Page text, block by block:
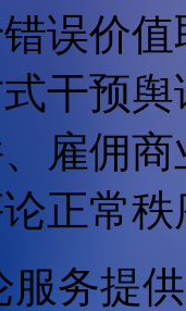
误价
干预
雇佣
正常
服务提